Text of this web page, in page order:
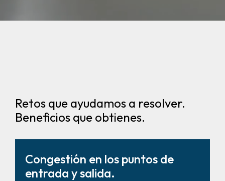
Retos que ayudamos a resolver.
Beneficios que obtienes.
Congestión en los puntos de
entrada y salida.